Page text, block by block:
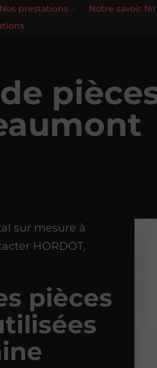
Nos prestations Notre savoir fer
sur mesure à
HORDOT,
pièces